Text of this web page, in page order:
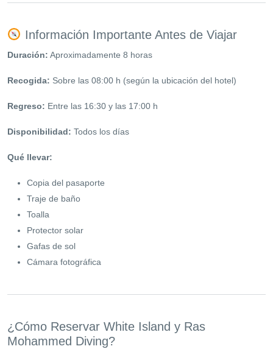
Información Importante Antes de Viajar
Duración: Aproximadamente 8 horas
Recogida: Sobre las 08:00 h (según la ubicación del hotel)
Regreso: Entre las 16:30 y las 17:00 h
Disponibilidad: Todos los días
Qué llevar:
Copia del pasaporte
Traje de baño
Toalla
Protector solar
Gafas de sol
Cámara fotográfica
¿Cómo Reservar White Island y Ras
Mohammed Diving?